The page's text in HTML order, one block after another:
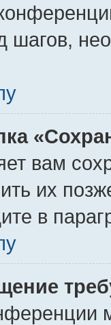
шагов,
вам
их
в